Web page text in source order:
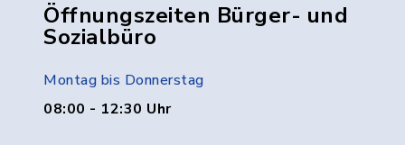
Öffnungszeiten Bürger- und
Sozialbüro
Montag bis Donnerstag
08:00 - 12:30 Uhr